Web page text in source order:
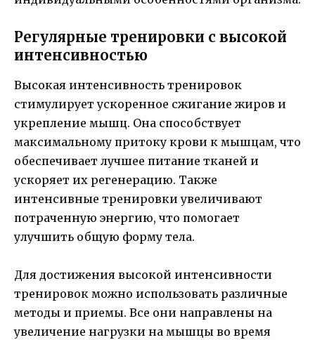
Регулярные тренировки с высокой
интенсивностью
Высокая интенсивность тренировок
стимулирует ускоренное сжигание жиров и
укрепление мышц. Она способствует
максимальному притоку крови к мышцам, что
обеспечивает лучшее питание тканей и
ускоряет их регенерацию. Также
интенсивные тренировки увеличивают
потраченную энергию, что помогает
улучшить общую форму тела.
Для достижения высокой интенсивности
тренировок можно использовать различные
методы и приемы. Все они направлены на
увеличение нагрузки на мышцы во время